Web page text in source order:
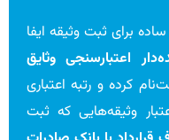
برای ثبت وثیقه ایفا
اعتبارسنجی وثایق
کرده و رتبه اعتباری
وثیقه‌هایی که ثبت